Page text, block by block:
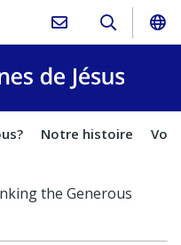
Notre histoire
the Generous